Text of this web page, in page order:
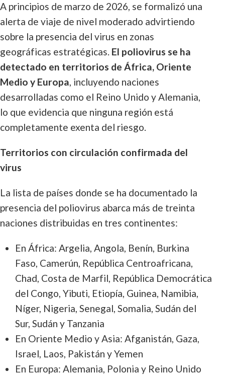
A principios de marzo de 2026, se formalizó una
alerta de viaje de nivel moderado advirtiendo
sobre la presencia del virus en zonas
geográficas estratégicas. El poliovirus se ha
detectado en territorios de África, Oriente
Medio y Europa, incluyendo naciones
desarrolladas como el Reino Unido y Alemania,
lo que evidencia que ninguna región está
completamente exenta del riesgo.
Territorios con circulación confirmada del
virus
La lista de países donde se ha documentado la
presencia del poliovirus abarca más de treinta
naciones distribuidas en tres continentes:
En África: Argelia, Angola, Benín, Burkina
Faso, Camerún, República Centroafricana,
Chad, Costa de Marfil, República Democrática
del Congo, Yibuti, Etiopía, Guinea, Namibia,
Níger, Nigeria, Senegal, Somalia, Sudán del
Sur, Sudán y Tanzania
En Oriente Medio y Asia: Afganistán, Gaza,
Israel, Laos, Pakistán y Yemen
En Europa: Alemania, Polonia y Reino Unido